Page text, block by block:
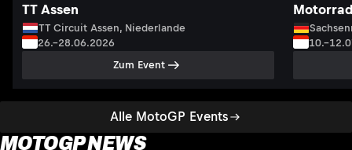
Alle MotoGP Events
TT Assen
TT Circuit Assen, Niederlande
26.–28.06.2026
Zum Event
MOTOGP NEWS